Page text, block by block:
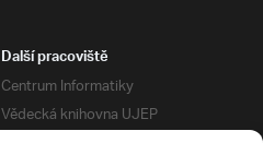
Další pracoviště
Centrum Informatiky
Vědecká knihovna UJEP